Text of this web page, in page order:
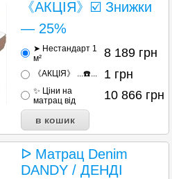
《АКЦІЯ》☑️ Знижки
— 25%
➤ Нестандарт 1
м²
8 189 грн
《АКЦІЯ》 ...☎️... 1 грн
✨ Ціни на
матрац від
10 866 грн
ᐅ Матрац Denim
DANDY / ДЕНДІ